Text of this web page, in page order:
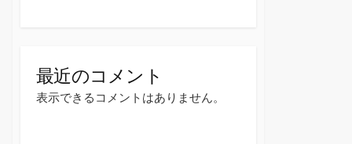
最近のコメント
表示できるコメントはありません。